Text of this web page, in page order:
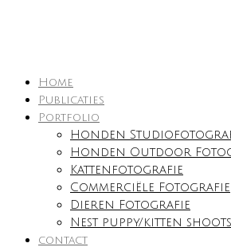
Home
Publicaties
Portfolio
Honden
Honden Outdoor
Kattenfotografie
Commerciële Fotografie
Dieren Fotografie
Nest puppy/kitten shoots
contact